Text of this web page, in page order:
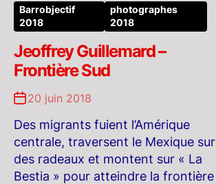
Barrobjectif
2018
photographes
2018
Jeoffrey Guillemard –
Frontière Sud
20 juin 2018
Des migrants fuient l’Amérique
centrale, traversent le Mexique sur
des radeaux et montent sur « La
Bestia » pour atteindre la frontière